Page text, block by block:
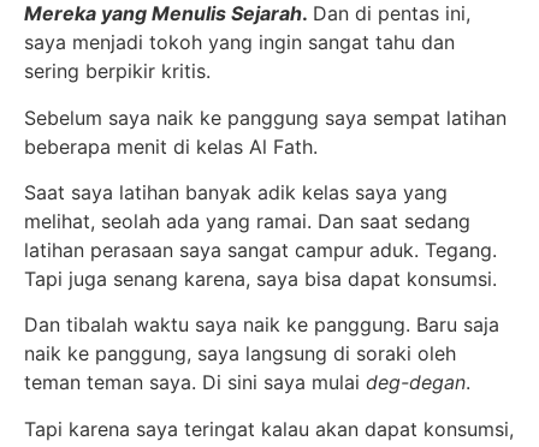
Mereka yang Menulis Sejarah. Dan di pentas ini,
saya menjadi tokoh yang ingin sangat tahu dan
sering berpikir kritis.
Sebelum saya naik ke panggung saya sempat latihan
beberapa menit di kelas Al Fath.
Saat saya latihan banyak adik kelas saya yang
melihat, seolah ada yang ramai. Dan saat sedang
latihan perasaan saya sangat campur aduk. Tegang.
Tapi juga senang karena, saya bisa dapat konsumsi.
Dan tibalah waktu saya naik ke panggung. Baru saja
naik ke panggung, saya langsung di soraki oleh
teman teman saya. Di sini saya mulai deg-degan.
Tapi karena saya teringat kalau akan dapat konsumsi,